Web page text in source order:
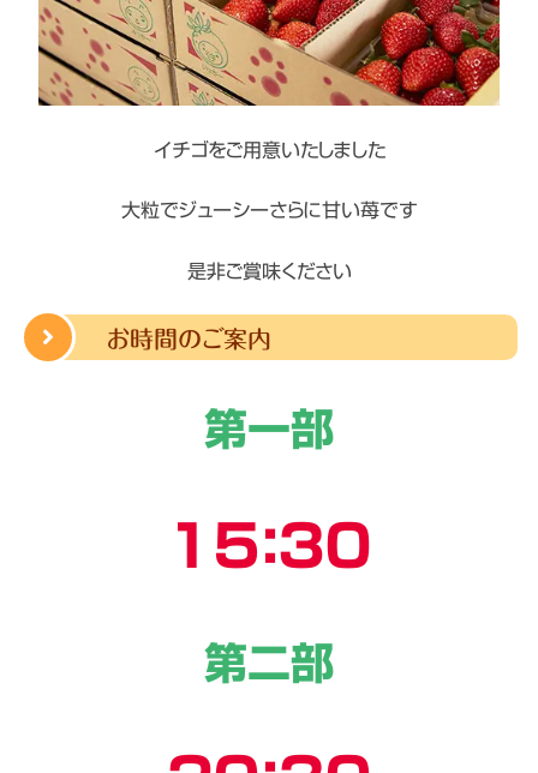
イチゴをご用意いたしました
大粒でジューシーさらに甘い苺です
是非ご賞味ください
お時間のご案内
第一部
１５：３０
第二部